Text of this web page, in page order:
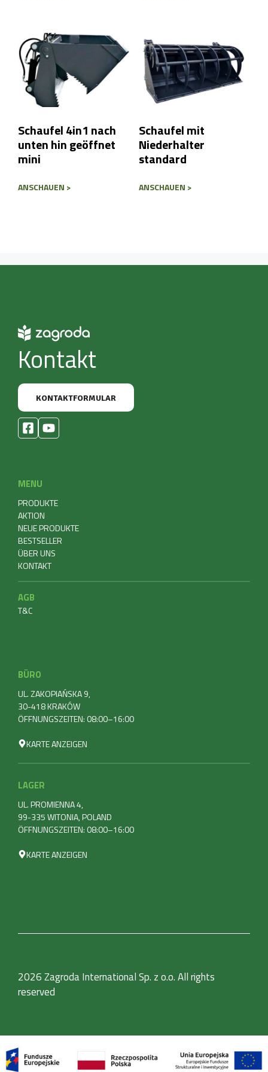
Schaufel 4in1 nach
unten hin geöffnet
mini
ANSCHAUEN >
Schaufel mit
Niederhalter
standard
ANSCHAUEN >
Kontakt
KONTAKTFORMULAR
MENU
PRODUKTE
AKTION
NEUE PRODUKTE
BESTSELLER
ÜBER UNS
KONTAKT
AGB
T&C
BÜRO
UL. ZAKOPIAŃSKA 9,
30-418 KRAKÓW
ÖFFNUNGSZEITEN: 08:00–16:00
KARTE ANZEIGEN
LAGER
UL. PROMIENNA 4,
99-335 WITONIA, POLAND
ÖFFNUNGSZEITEN: 08:00–16:00
KARTE ANZEIGEN
2026 Zagroda International Sp. z o.o. All rights
reserved